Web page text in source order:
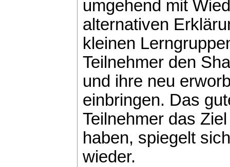
umgehend mit
alternativen
kleinen
Teilnehmer den
und ihre neu
einbringen. Das
Teilnehmer das
haben, spiegelt
wieder.